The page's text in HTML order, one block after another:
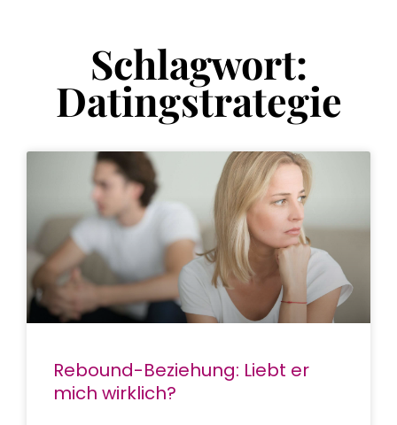
Schlagwort:
Datingstrategie
Rebound-Beziehung: Liebt er
mich wirklich?